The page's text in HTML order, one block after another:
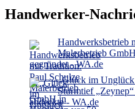
Handwerker-
Handwerksbetrieb
Malerbetrieb
gegründet - WA.de
„Glück im
Sturmtief
abdeckte - WA.de